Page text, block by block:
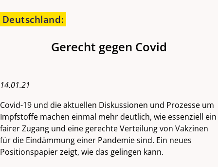
Deutschland:
Gerecht gegen Covid
14.01.21
Covid-19 und die aktuellen Diskussionen und Prozesse um
Impfstoffe machen einmal mehr deutlich, wie essenziell ein
fairer Zugang und eine gerechte Verteilung von Vakzinen
für die Eindämmung einer Pandemie sind. Ein neues
Positionspapier zeigt, wie das gelingen kann.